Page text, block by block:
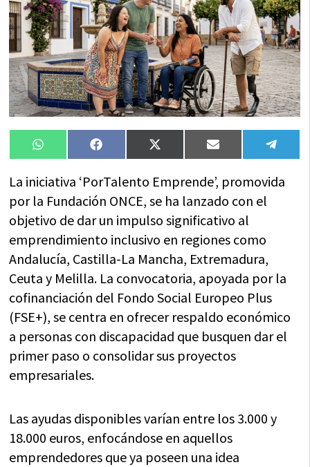
Compartir
en
WhatsAppCompartir
en
FacebookCompartir
en
X
(Twitter)
Compartir
en
Email
en
La iniciativa ‘PorTalento Emprende’, promovida
por la Fundación ONCE, se ha lanzado con el
objetivo de dar un impulso significativo al
emprendimiento inclusivo en regiones como
Andalucía, Castilla-La Mancha, Extremadura,
Ceuta y Melilla. La convocatoria, apoyada por la
cofinanciación del Fondo Social Europeo Plus
(FSE+), se centra en ofrecer respaldo económico
a personas con discapacidad que busquen dar el
primer paso o consolidar sus proyectos
empresariales.
Las ayudas disponibles varían entre los 3.000 y
18.000 euros, enfocándose en aquellos
emprendedores que ya poseen una idea